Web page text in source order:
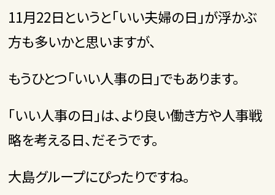
11月22日というと「いい夫婦の日」が浮かぶ
方も多いかと思いますが、
もうひとつ「いい人事の日」でもあります。
「いい人事の日」は、より良い働き方や人事戦
略を考える日、だそうです。
大島グループにぴったりですね。